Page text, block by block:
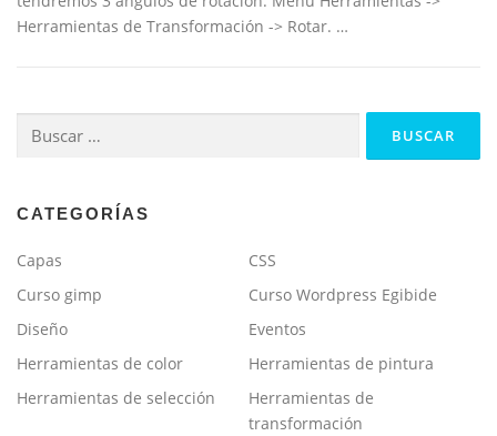
Herramientas de Transformación -> Rotar. …
Buscar:
CATEGORÍAS
Capas
CSS
Curso gimp
Curso Wordpress Egibide
Diseño
Eventos
Herramientas de color
Herramientas de pintura
Herramientas de selección
Herramientas de
transformación